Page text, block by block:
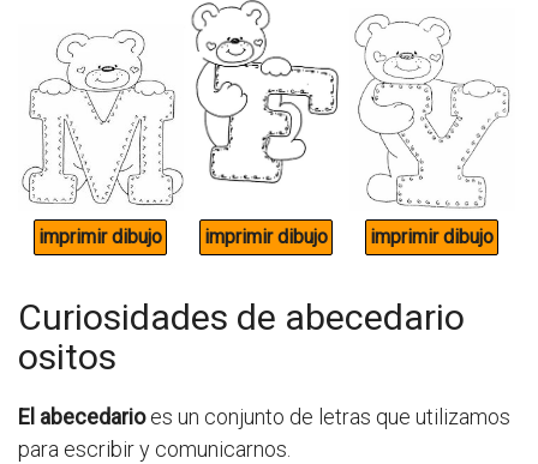
Curiosidades de abecedario
ositos
El abecedarioes un conjunto de letras que utilizamos
para escribir y comunicarnos.